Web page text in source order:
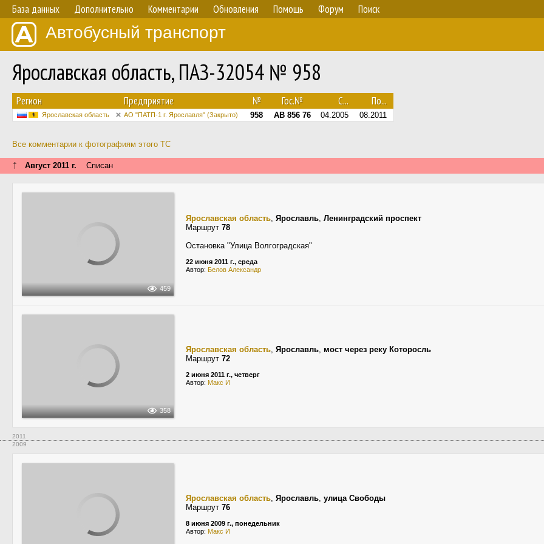
База данных Дополнительно Комментарии Обновления Помощь Форум Поиск
Автобусный транспорт
Ярославская область, ПАЗ-32054 № 958
Регион Предприятие № Гос.№ С... По...
Ярославская область АО "ПАТП-1 г. Ярославля" (Закрыто) 958 АВ 856 76 04.2005 08.2011
Все комментарии к фотографиям этого ТС
↑ Август 2011 г. Списан
459
Ярославская область, Ярославль, Ленинградский проспект
Маршрут 78
Остановка "Улица Волгоградская"
22 июня 2011 г., среда
Автор: Белов Александр
358
Ярославская область, Ярославль, мост через реку Которосль
Маршрут 72
2 июня 2011 г., четверг
Автор: Макс И
2011
2009
Ярославская область, Ярославль, улица Свободы
Маршрут 76
8 июня 2009 г., понедельник
Автор: Макс И